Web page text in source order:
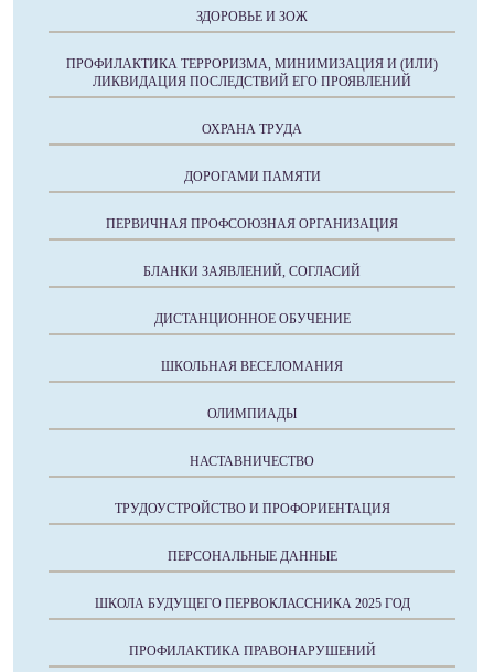
ЗДОРОВЬЕ И ЗОЖ
ПРОФИЛАКТИКА ТЕРРОРИЗМА, МИНИМИЗАЦИЯ И (ИЛИ)
ЛИКВИДАЦИЯ ПОСЛЕДСТВИЙ ЕГО ПРОЯВЛЕНИЙ
ОХРАНА ТРУДА
ДОРОГАМИ ПАМЯТИ
ПЕРВИЧНАЯ ПРОФСОЮЗНАЯ ОРГАНИЗАЦИЯ
БЛАНКИ ЗАЯВЛЕНИЙ, СОГЛАСИЙ
ДИСТАНЦИОННОЕ ОБУЧЕНИЕ
ШКОЛЬНАЯ ВЕСЕЛОМАНИЯ
ОЛИМПИАДЫ
НАСТАВНИЧЕСТВО
ТРУДОУСТРОЙСТВО И ПРОФОРИЕНТАЦИЯ
ПЕРСОНАЛЬНЫЕ ДАННЫЕ
ШКОЛА БУДУЩЕГО ПЕРВОКЛАССНИКА 2025 ГОД
ПРОФИЛАКТИКА ПРАВОНАРУШЕНИЙ